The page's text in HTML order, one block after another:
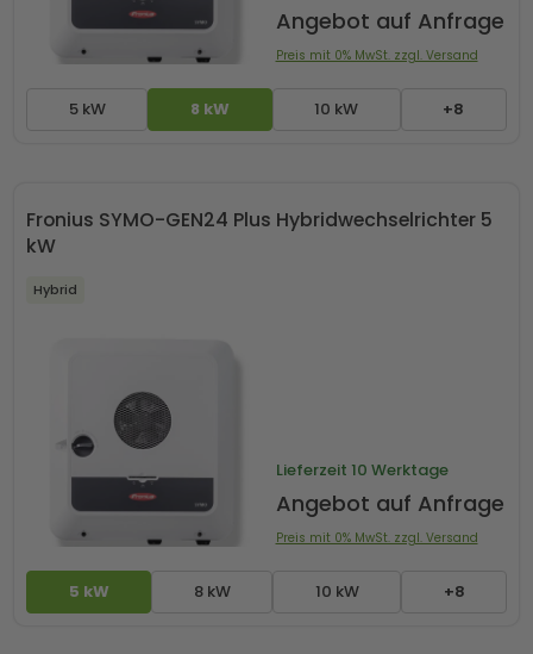
5 kW 8 kW 10 kW +8
Angebot auf Anfrage
Preis mit 0% MwSt. zzgl. Versand
Fronius SYMO-GEN24 Plus Hybridwechselrichter 5
kW
Hybrid
5 kW 8 kW 10 kW +8
Lieferzeit 10 Werktage
Angebot auf Anfrage
Preis mit 0% MwSt. zzgl. Versand